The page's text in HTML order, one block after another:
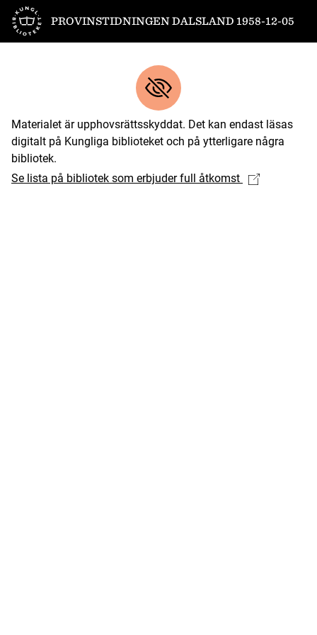
Till startsidan
PROVINSTIDNINGEN DALSLAND 1958-12-05
Materialet är upphovsrättsskyddat. Det kan endast läsas
digitalt på Kungliga biblioteket och på ytterligare några
bibliotek.
Se lista på bibliotek som erbjuder full åtkomst